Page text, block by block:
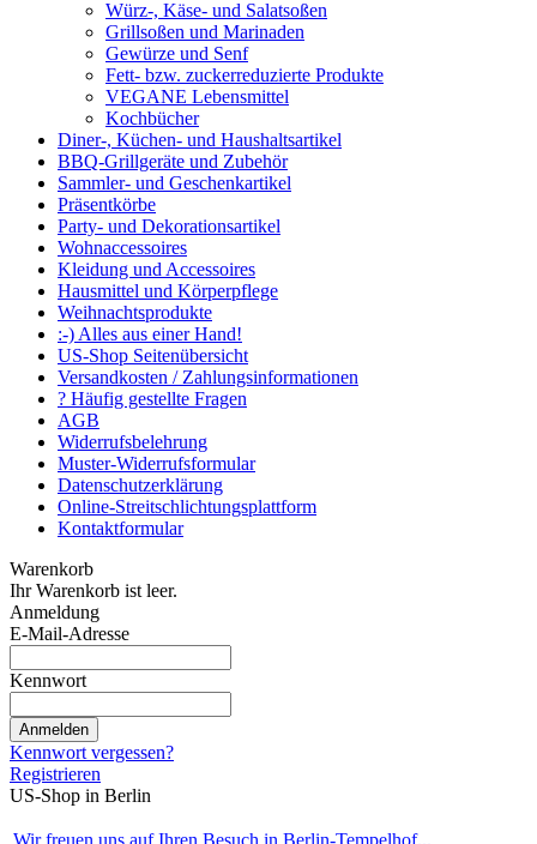
Würz-, Käse- und Salatsoßen
Grillsoßen und Marinaden
Gewürze und Senf
Fett- bzw. zuckerreduzierte Produkte
VEGANE Lebensmittel
Kochbücher
Diner-, Küchen- und Haushaltsartikel
BBQ-Grillgeräte und Zubehör
Sammler- und Geschenkartikel
Präsentkörbe
Party- und Dekorationsartikel
Wohnaccessoires
Kleidung und Accessoires
Hausmittel und Körperpflege
Weihnachtsprodukte
:-) Alles aus einer Hand!
US-Shop Seitenübersicht
Versandkosten / Zahlungsinformationen
? Häufig gestellte Fragen
AGB
Widerrufsbelehrung
Muster-Widerrufsformular
Datenschutzerklärung
Online-Streitschlichtungsplattform
Kontaktformular
Warenkorb
Ihr Warenkorb ist leer.
Anmeldung
E-Mail-Adresse
Kennwort
Anmelden
Kennwort vergessen?
Registrieren
US-Shop in Berlin
Wir freuen uns auf Ihren Besuch in Berlin-Tempelhof...